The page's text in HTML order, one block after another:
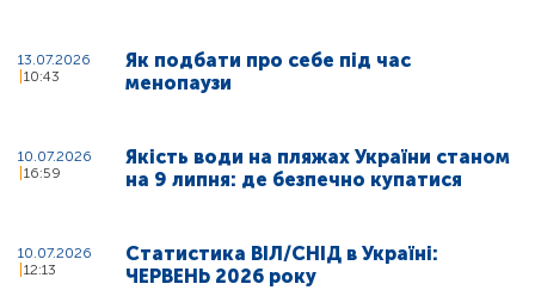
13.07.2026
10:43
Як подбати про себе під час
менопаузи
10.07.2026
16:59
Якість води на пляжах України станом
на 9 липня: де безпечно купатися
10.07.2026
12:13
Статистика ВІЛ/СНІД в Україні:
ЧЕРВЕНЬ 2026 року